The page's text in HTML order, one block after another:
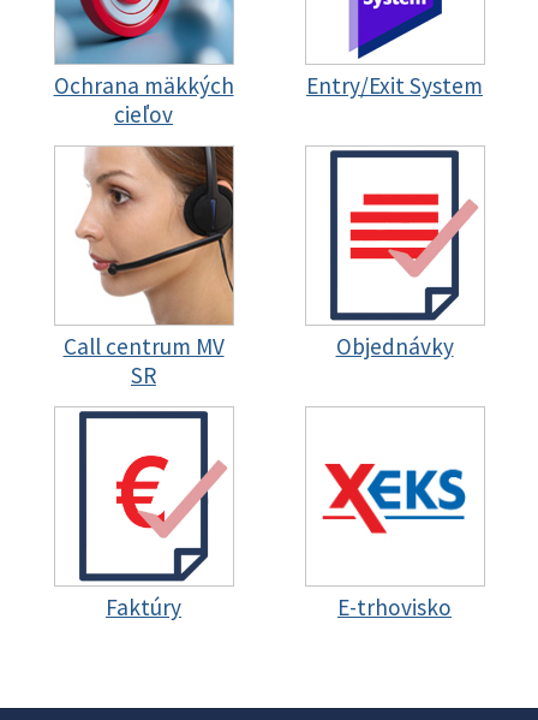
Ochrana mäkkých
cieľov
Entry/Exit System
Call centrum MV
SR
Objednávky
Faktúry E-trhovisko